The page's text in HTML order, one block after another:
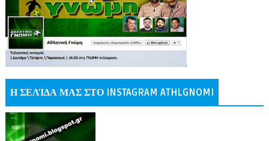
Η ΣΕΛΊΔΑ ΜΑΣ ΣΤΟ INSTAGRAM ATHLGNOMI